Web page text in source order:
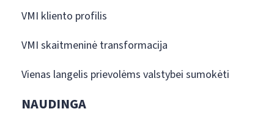
VMI kliento profilis
VMI skaitmeninė transformacija
Vienas langelis prievolėms valstybei sumokėti
NAUDINGA